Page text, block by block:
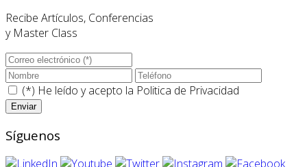
Recibe Artículos, Conferencias
y Master Class
(*) He leído y acepto la Politica de Privacidad
Síguenos